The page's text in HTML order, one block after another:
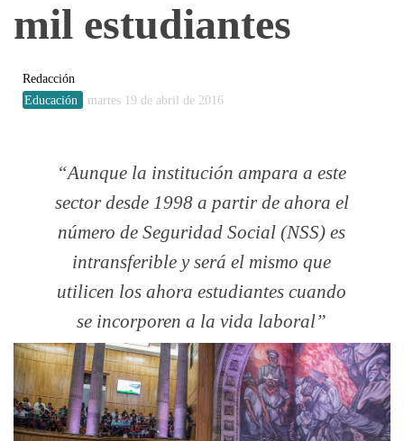
mil estudiantes
Redacción
Educación
martes 19 de abril de 2016
Aunque la institución ampara a este
sector desde 1998 a partir de ahora el
número de Seguridad Social (NSS) es
intransferible y será el mismo que
utilicen los ahora estudiantes cuando
se incorporen a la vida laboral